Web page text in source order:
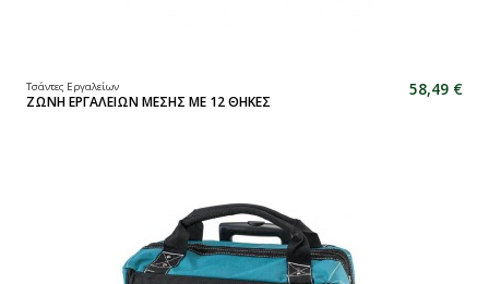
Τσάντες Εργαλείων
ΖΩΝΗ ΕΡΓΑΛΕΙΩΝ ΜΕΣΗΣ ΜΕ 12 ΘΗΚΕΣ
58,49 €